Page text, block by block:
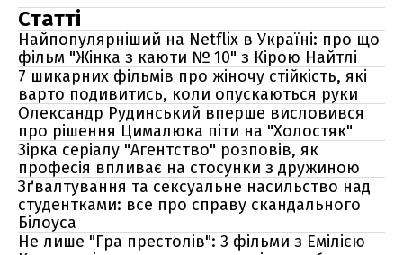
Статті
Найпопулярніший на Netflix в Україні: про що
фільм "Жінка з каюти № 10" з Кірою Найтлі
7 шикарних фільмів про жіночу стійкість, які
варто подивитись, коли опускаються руки
Олександр Рудинський вперше висловився
про рішення Цималюка піти на "Холостяк"
Зірка серіалу "Агентство" розповів, як
професія впливає на стосунки з дружиною
Зґвалтування та сексуальне насильство над
студентками: все про справу скандального
Білоуса
Не лише "Гра престолів": 3 фільми з Емілією